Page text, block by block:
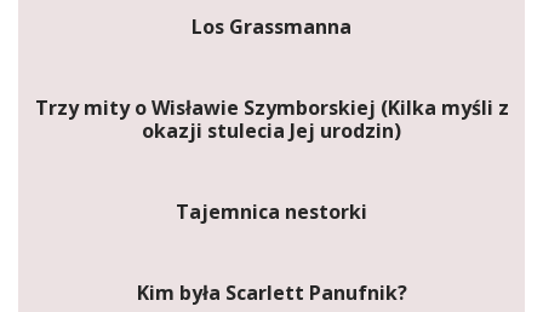
Los Grassmanna
Trzy mity o Wisławie Szymborskiej (Kilka myśli z
okazji stulecia Jej urodzin)
Tajemnica nestorki
Kim była Scarlett Panufnik?